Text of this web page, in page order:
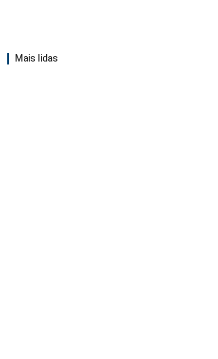
Mais lidas